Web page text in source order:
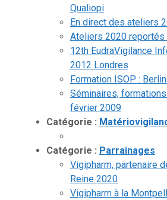
Qualiopi
En direct des ateliers
Ateliers 2020
12th EudraVigilance
2012 Londres
Formation ISOP :
Séminaires,
février 2009
Catégorie :
Catégorie : Parrainages
Vigipharm, partenaire
Reine 2020
Vigipharm à la